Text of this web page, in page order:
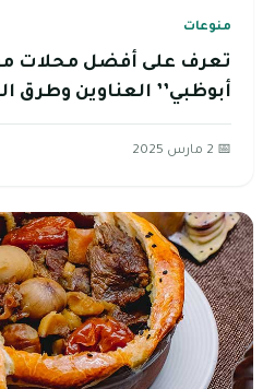
منوعات
تعرف على أفضل محلات
أبوظبي’’ العناوين وطرق
📅 2 مارس 2025